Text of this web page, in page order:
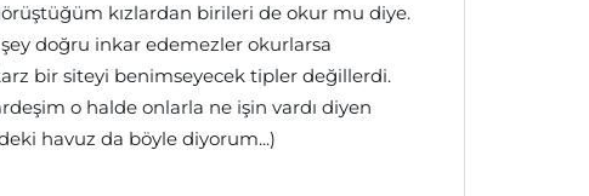
kızlardan birileri de okur mu diye.
doğru inkar edemezler okurlarsa
bir siteyi benimseyecek tipler değillerdi.
o halde onlarla ne işin vardı diyen
havuz da böyle diyorum...)